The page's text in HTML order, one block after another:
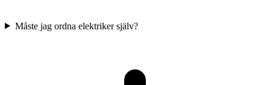
Måste jag ordna elektriker själv?